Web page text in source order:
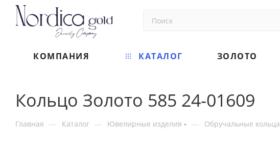
КОМПАНИЯ КАТАЛОГ ЗОЛОТО
Кольцо Золото 585 24-01609
Главная — Каталог — Ювелирные изделия — Обручальные кольца